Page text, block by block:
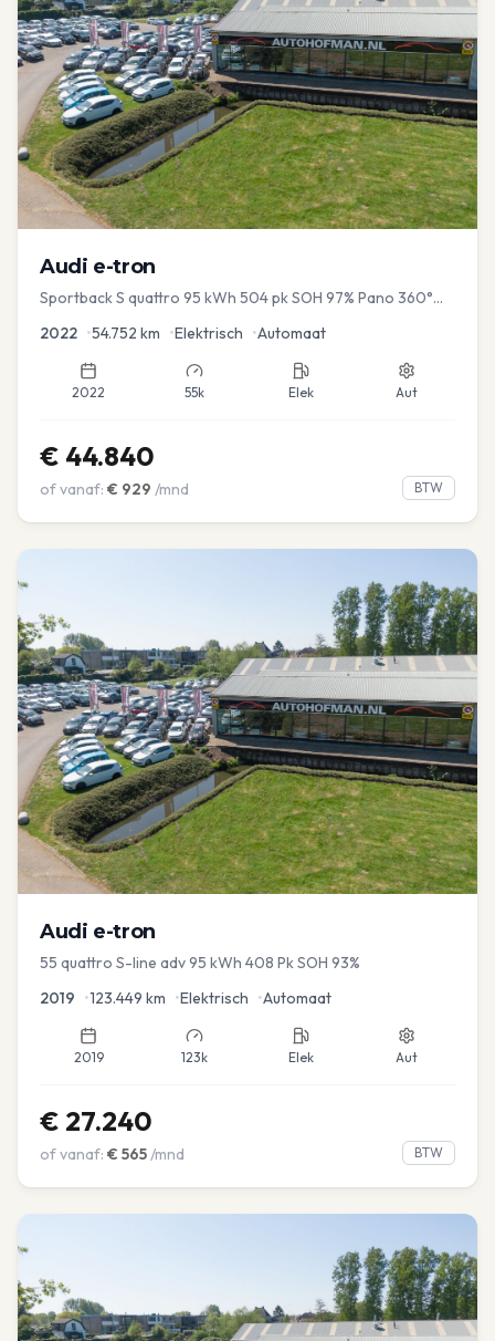
Audi e-tron
Sportback S quattro 95 kWh 504 pk SOH 97% Pano 360°
2022 •54.752 km •Elektrisch •Automaat
2022 55k Elek Aut
€ 44.840
of vanaf: € 929 /mnd BTW
Audi e-tron
55 quattro S-line adv 95 kWh 408 Pk SOH 93%
2019 •123.449 km •Elektrisch •Automaat
2019 123k Elek Aut
€ 27.240
of vanaf: € 565/mnd BTW